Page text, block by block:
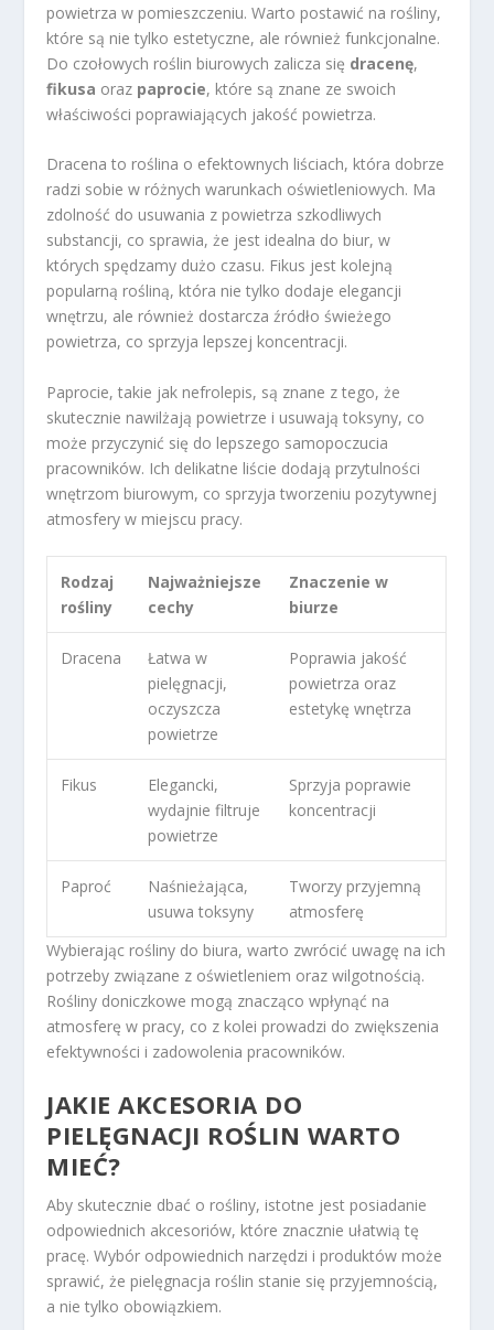
powietrza w pomieszczeniu. Warto postawić na rośliny,
które są nie tylko estetyczne, ale również funkcjonalne.
Do czołowych roślin biurowych zalicza się dracenę,
fikusa oraz paprocie, które są znane ze swoich
właściwości poprawiających jakość powietrza.
Dracena to roślina o efektownych liściach, która dobrze
radzi sobie w różnych warunkach oświetleniowych. Ma
zdolność do usuwania z powietrza szkodliwych
substancji, co sprawia, że jest idealna do biur, w
których spędzamy dużo czasu. Fikus jest kolejną
popularną rośliną, która nie tylko dodaje elegancji
wnętrzu, ale również dostarcza źródło świeżego
powietrza, co sprzyja lepszej koncentracji.
Paprocie, takie jak nefrolepis, są znane z tego, że
skutecznie nawilżają powietrze i usuwają toksyny, co
może przyczynić się do lepszego samopoczucia
pracowników. Ich delikatne liście dodają przytulności
wnętrzom biurowym, co sprzyja tworzeniu pozytywnej
atmosfery w miejscu pracy.
Rodzaj
rośliny
Najważniejsze
cechy
Znaczenie w
biurze
Dracena
Łatwa w
pielęgnacji,
oczyszcza
powietrze
Poprawia jakość
powietrza oraz
estetykę wnętrza
Fikus
Elegancki,
wydajnie filtruje
powietrze
Sprzyja poprawie
koncentracji
Paproć
Naśnieżająca,
usuwa toksyny
Tworzy przyjemną
atmosferę
Wybierając rośliny do biura, warto zwrócić uwagę na ich
potrzeby związane z oświetleniem oraz wilgotnością.
Rośliny doniczkowe mogą znacząco wpłynąć na
atmosferę w pracy, co z kolei prowadzi do zwiększenia
efektywności i zadowolenia pracowników.
JAKIE AKCESORIA DO
PIELĘGNACJI ROŚLIN WARTO
MIEĆ?
Aby skutecznie dbać o rośliny, istotne jest posiadanie
odpowiednich akcesoriów, które znacznie ułatwią tę
pracę. Wybór odpowiednich narzędzi i produktów może
sprawić, że pielęgnacja roślin stanie się przyjemnością,
a nie tylko obowiązkiem.